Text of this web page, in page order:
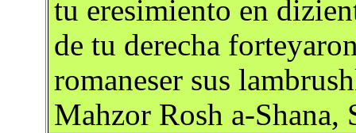
tu eresimiento en
de tu derecha
romaneser sus
Mahzor Rosh a-Shana,